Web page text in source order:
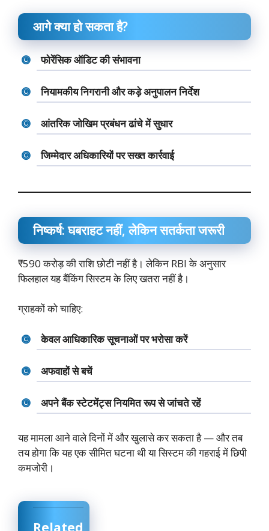
आगे क्या हो सकता है?
फोरेंसिक ऑडिट की संभावना
नियामकीय निगरानी और कड़े अनुपालन निर्देश
आंतरिक जोखिम प्रबंधन ढांचे में सुधार
जिम्मेदार अधिकारियों पर सख्त कार्रवाई
निष्कर्ष: घबराहट नहीं, लेकिन सतर्कता जरूरी
₹590 करोड़ की राशि छोटी नहीं है। लेकिन RBI के अनुसार
फिलहाल यह बैंकिंग सिस्टम के लिए खतरा नहीं है।
ग्राहकों को चाहिए:
केवल आधिकारिक सूचनाओं पर भरोसा करें
अफवाहों से बचें
अपने बैंक स्टेटमेंट्स नियमित रूप से जांचते रहें
यह मामला आने वाले दिनों में और खुलासे कर सकता है — और तब
तय होगा कि यह एक सीमित घटना थी या सिस्टम की गहराई में छिपी
कमजोरी।
Related